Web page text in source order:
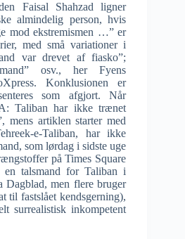
Faisal Shahzad ligner
almindelig person, hvis
mod ekstremismen …” er
med små variationer i
var drevet af fiasko”;
osv., her Fyens
Konklusionen er
som afgjort. Når
Taliban har ikke trænet
mens artiklen starter med
e-Taliban, har ikke
som lørdag i sidste uge
på Times Square
talsmand for Taliban i
Dagblad, men flere bruger
til fastslået kendsgerning),
surrealistisk inkompetent